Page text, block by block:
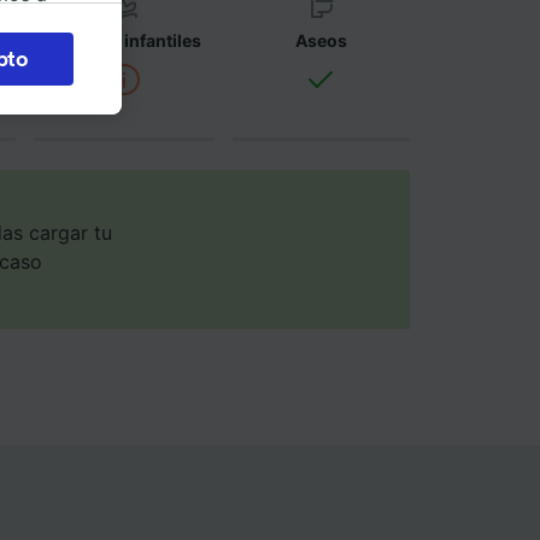
Asientos infantiles Aseos
cargar tu
la
ello.
las